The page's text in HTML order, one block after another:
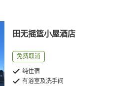
田无摇篮小屋酒店
免费取消
纯住宿
有浴室及洗手间